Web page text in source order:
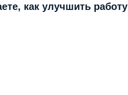
как улучшить работу